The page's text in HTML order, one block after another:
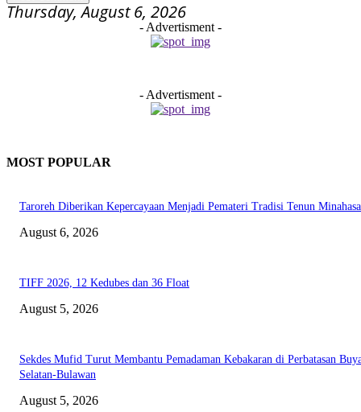
Thursday, August 6, 2026
- Advertisment -
- Advertisment -
MOST POPULAR
Taroreh Diberikan Kepercayaan Menjadi Pemateri Tradisi Tenun Minahasa
August 6, 2026
TIFF 2026, 12 Kedubes dan 36 Float
August 5, 2026
Sekdes Mufid Turut Membantu Pemadaman Kebakaran di Perbatasan
Selatan-Bulawan
August 5, 2026